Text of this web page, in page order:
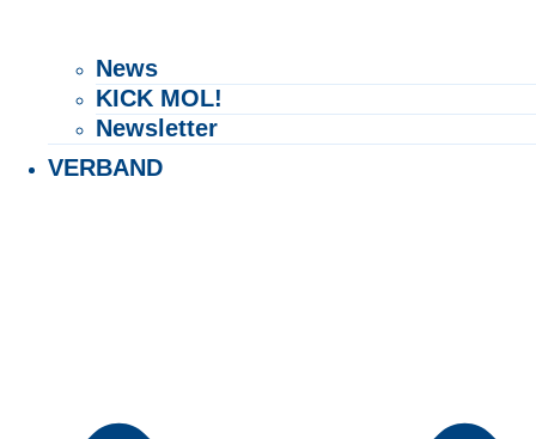
News
KICK MOL!
Newsletter
VERBAND
Search in content